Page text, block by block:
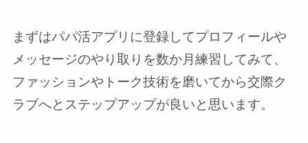
まずはパパ活アプリに登録してプロフィールや
メッセージのやり取りを数か月練習してみて、
ファッションやトーク技術を磨いてから交際ク
ラブへとステップアップが良いと思います。